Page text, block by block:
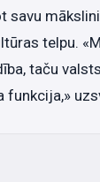
savu
telpu.
taču
funkcija,»